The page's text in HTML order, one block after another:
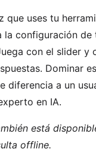
que uses tu
la configuración de
con el slider y
Dominar
diferencia a un
en IA.
está
offline.